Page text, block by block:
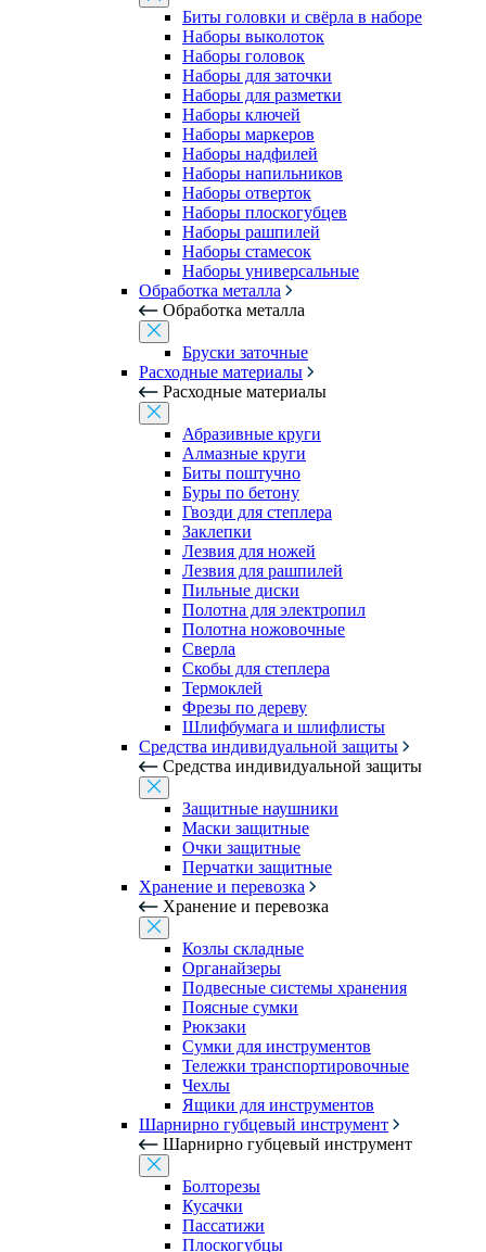
Биты головки и свёрла в наборе
Наборы выколоток
Наборы головок
Наборы для заточки
Наборы для разметки
Наборы ключей
Наборы маркеров
Наборы надфилей
Наборы напильников
Наборы отверток
Наборы плоскогубцев
Наборы рашпилей
Наборы стамесок
Наборы универсальные
Обработка металла
Обработка металла
Бруски заточные
Расходные материалы
Расходные материалы
Абразивные круги
Алмазные круги
Биты поштучно
Буры по бетону
Гвозди для степлера
Заклепки
Лезвия для ножей
Лезвия для рашпилей
Пильные диски
Полотна для электропил
Полотна ножовочные
Сверла
Скобы для степлера
Термоклей
Фрезы по дереву
Шлифбумага и шлифлисты
Средства индивидуальной защиты
Средства индивидуальной защиты
Защитные наушники
Маски защитные
Очки защитные
Перчатки защитные
Хранение и перевозка
Хранение и перевозка
Козлы складные
Органайзеры
Подвесные системы хранения
Поясные сумки
Рюкзаки
Сумки для инструментов
Тележки транспортировочные
Чехлы
Ящики для инструментов
Шарнирно губцевый инструмент
Шарнирно губцевый инструмент
Болторезы
Кусачки
Пассатижи
Плоскогубцы